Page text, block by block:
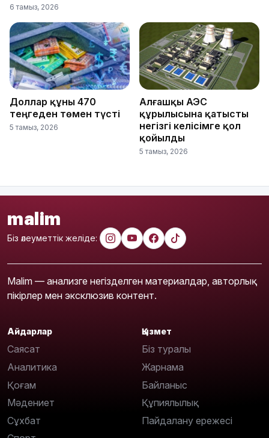
6 тамыз, 2026
Доллар құны 470
теңгеден төмен түсті
5 тамыз, 2026
Алғашқы АЭС
құрылысына қатысты
негізгі келісімге қол
қойылды
5 тамыз, 2026
malim
Біз әлеуметтік желіде:
Malim — анализге негізделген материалдар, авторлық
пікірлер мен эксклюзив контент.
Айдарлар
Саясат
Аналитика
Қоғам
Мәдениет
Сұхбат
Қызмет
Біз туралы
Жарнама
Байланыс
Құпиялылық
Пайдалану ережесі